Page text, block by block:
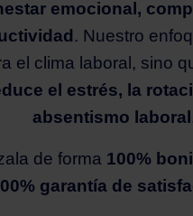
emocional,
. Nuestro
el clima laboral, sino
el estrés, la
absentismo laboral
de forma 100%
garantía de